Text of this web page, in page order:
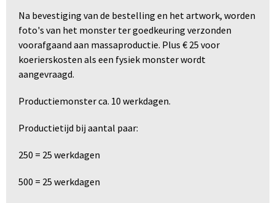
Na bevestiging van de bestelling en het artwork, worden
foto's van het monster ter goedkeuring verzonden
voorafgaand aan massaproductie. Plus € 25 voor
koerierskosten als een fysiek monster wordt
aangevraagd.
Productiemonster ca. 10 werkdagen.
Productietijd bij aantal paar:
250 = 25 werkdagen
500 = 25 werkdagen